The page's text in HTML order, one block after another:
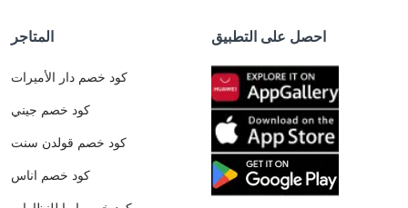
المتاجر
كود خصم دار الأميرات
كود خصم جيني
كود خصم قولدن سنت
كود خصم اناس
احصل على التطبيق